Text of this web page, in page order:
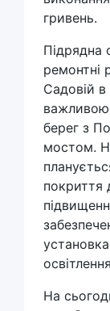
гривень.
Підрядна
ремонтні
Садовій в
важливою
берег з
мостом.
покриття
На